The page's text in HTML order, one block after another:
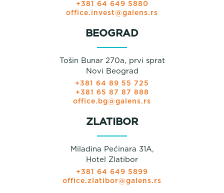
+381 64 649 5880
office.invest@galens.rs
BEOGRAD
Tošin Bunar 270a, prvi sprat
Novi Beograd
+381 64 89 55 725
+381 65 87 87 888
office.bg@galens.rs
ZLATIBOR
Miladina Pećinara 31A,
Hotel Zlatibor
+381 64 649 5899
office.zlatibor@galens.rs